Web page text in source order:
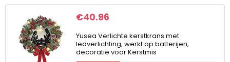
€40.96
Yusea Verlichte kerstkrans met
ledverlichting, werkt op batterijen,
decoratie voor Kerstmis